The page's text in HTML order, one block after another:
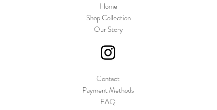
Home
Shop Collection
Our Story
Contact
Payment Methods
FAQ